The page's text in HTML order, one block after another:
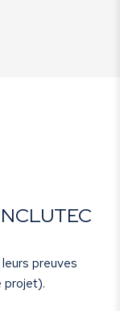
preuves
projet).